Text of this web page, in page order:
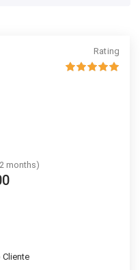
Rating
months)
Cliente